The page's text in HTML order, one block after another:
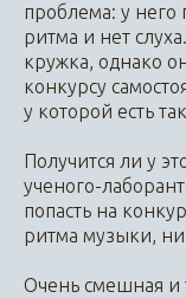
проблема: у него
ритма и нет
кружка, однако
конкурсу
у которой есть
Получится ли у
ученого-
попасть на
ритма музыки, ни
Очень смешная и